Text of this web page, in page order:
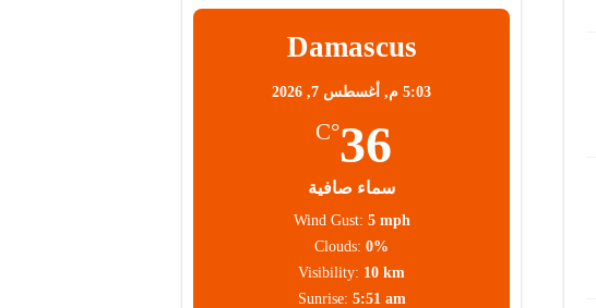
Damascus
5:03 م, أغسطس 7, 2026
36
°C
سماء صافية
Wind Gust: 5 mph
Clouds: 0%
Visibility: 10 km
Sunrise: 5:51 am